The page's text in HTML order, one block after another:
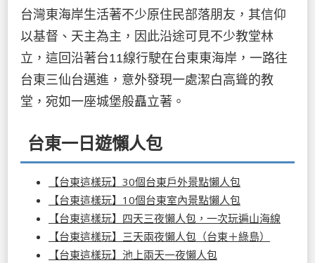
台灣東海岸生活著不少原住民部落朋友，其信仰
以基督、天主為主，因此沿途可見不少教堂林
立，這回沿著台11線行駛在台東東海岸，一路往
台東三仙台邁進，意外發現一處潔白高聳的教
堂，宛如一座城堡般矗立著。
台東一日遊懶人包
【台東這樣玩】30個台東戶外景點懶人包
【台東這樣玩】10個台東室內景點懶人包
【台東這樣玩】四天三夜懶人包，一次玩遍山海線
【台東這樣玩】三天兩夜懶人包（台東＋綠島）
【台東這樣玩】池上兩天一夜懶人包